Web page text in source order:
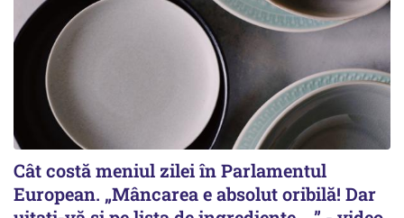
Cât costă meniul zilei în Parlamentul
European. „Mâncarea e absolut oribilă! Dar